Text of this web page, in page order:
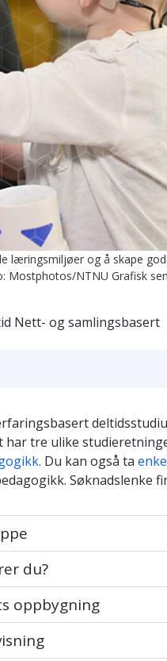
og å skape
Mostphotos/NTNU Grafisk
Nett- og samlingsbasert
har tre ulike
Du kan også ta
Søknadslenke
du?
oppbygning